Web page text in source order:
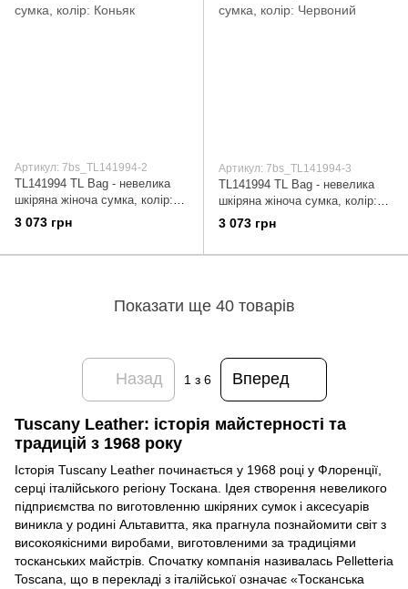
Артикул: 7bs_TL141994-2
TL141994 TL Bag - невелика
шкіряна жіноча сумка, колір:
Коньяк
3 073 грн
Артикул: 7bs_TL141994-3
TL141994 TL Bag - невелика
шкіряна жіноча сумка, колір:
Червоний
3 073 грн
Показати ще 40 товарів
Назад 1 з 6 Вперед
Tuscany Leather: історія майстерності та
традицій з 1968 року
Історія Tuscany Leather починається у 1968 році у Флоренції,
серці італійського регіону Тоскана. Ідея створення невеликого
підприємства по виготовленню шкіряних сумок і аксесуарів
виникла у родині Альтавитта, яка прагнула познайомити світ з
високоякісними виробами, виготовленими за традиціями
тосканських майстрів. Спочатку компанія називалась Pelletteria
Toscana, що в перекладі з італійської означає «Тосканська